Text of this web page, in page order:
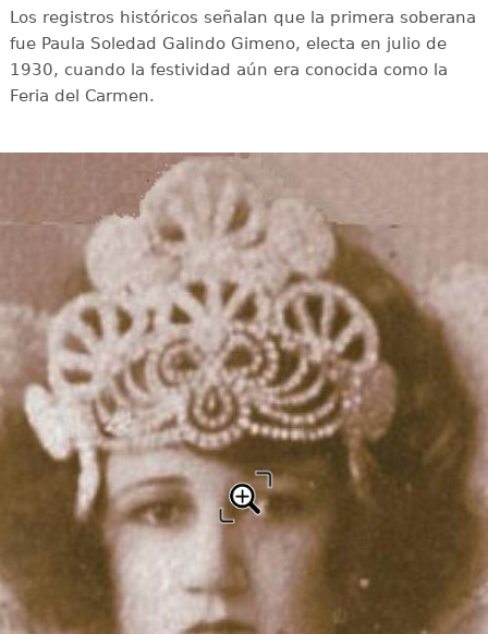
Los registros históricos señalan que la primera soberana
fue Paula Soledad Galindo Gimeno, electa en julio de
1930, cuando la festividad aún era conocida como la
Feria del Carmen.